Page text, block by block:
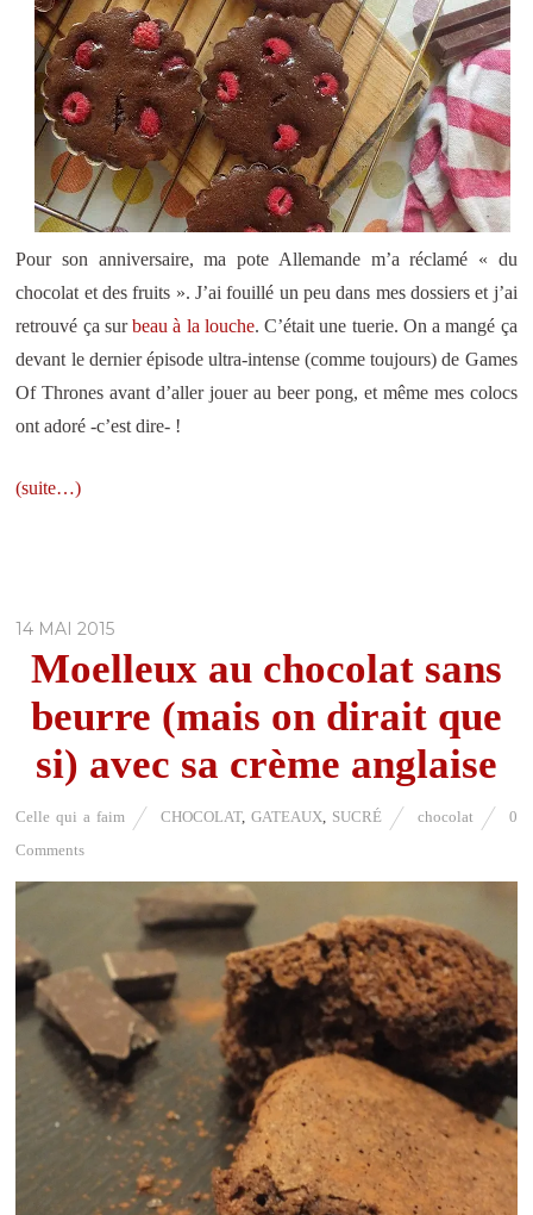
Pour son anniversaire, ma pote Allemande m’a réclamé « du
chocolat et des fruits ». J’ai fouillé un peu dans mes dossiers et j’ai
retrouvé ça surbeau à la louche. C’était une tuerie. On a mangé ça
devant le dernier épisode ultra-intense (comme toujours) de Games
Of Thrones avant d’aller jouer au beer pong, et même mes colocs
ont adoré -c’est dire- !
(suite…)
14 MAI 2015
Moelleux au chocolat sans
beurre (mais on dirait que
si) avec sa crème anglaise
Celle qui a faim CHOCOLAT, GATEAUX SUCRÉ chocolat
0
Comments